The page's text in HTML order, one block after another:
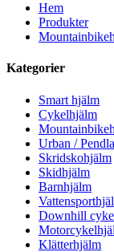
Hem
Produkter
Kategorier
Smart hjälm
Cykelhjälm
Urban /
Skridskohjälm
Skidhjälm
Barnhjälm
Downhill
Klätterhjälm